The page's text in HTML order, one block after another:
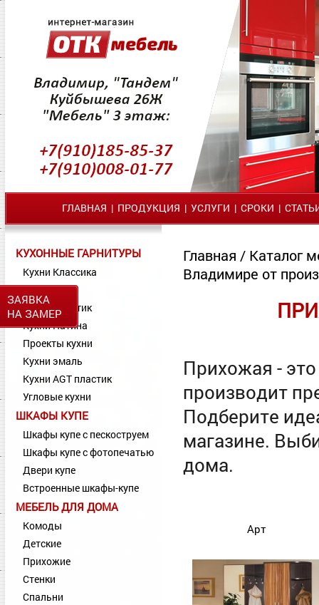
ЗАЯВКА
НА ЗАМЕР
ГЛАВНАЯ | ПРОДУКЦИЯ | УСЛУГИ | СРОКИ |
КУХОННЫЕ ГАРНИТУРЫ
Кухни Классика
Кухни МДФ
Кухни Пластик
Кухни Патина
Проекты кухни
Кухни эмаль
Кухни AGT пластик
Угловые кухни
ШКАФЫ КУПЕ
Шкафы купе с пескоструем
Шкафы купе с фотопечатью
Двери купе
Встроенные шкафы-купе
МЕБЕЛЬ ДЛЯ ДОМА
Комоды
Детские
Прихожие
Стенки
Спальни
Главная / Каталог
Владимире от
Прихожая -
производит
Подберите
магазине.
дома.
Арт